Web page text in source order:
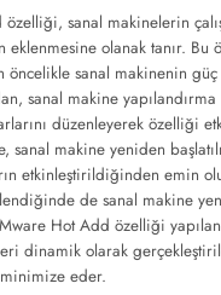
sanal makinelerin
eklenmesine olanak tanır. Bu
öncelikle sanal makinenin
sanal makine
düzenleyerek özelliği
sanal makine yeniden
etkinleştirildiğinden emin
de sanal makine
Hot Add özelliği
dinamik olarak
eder.